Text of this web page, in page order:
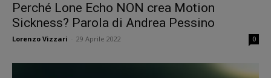
Perché Lone Echo NON crea Motion
Sickness? Parola di Andrea Pessino
Lorenzo Vizzari 29 Aprile 2022 0